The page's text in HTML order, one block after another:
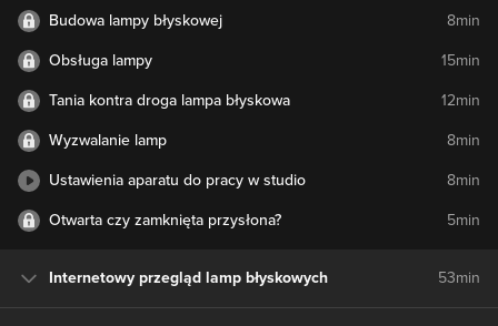
Budowa lampy błyskowej 8min
Obsługa lampy 15min
Tania kontra droga lampa błyskowa 12min
Wyzwalanie lamp 8min
Ustawienia aparatu do pracy w studio 8min
Otwarta czy zamknięta przysłona? 5min
Internetowy przegląd lamp błyskowych 53min